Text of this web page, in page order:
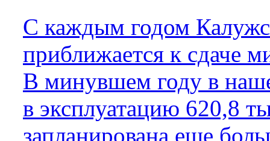
С каждым годом
приближается к сдаче
В минувшем году в
в эксплуатацию 620,8
запланирована еще